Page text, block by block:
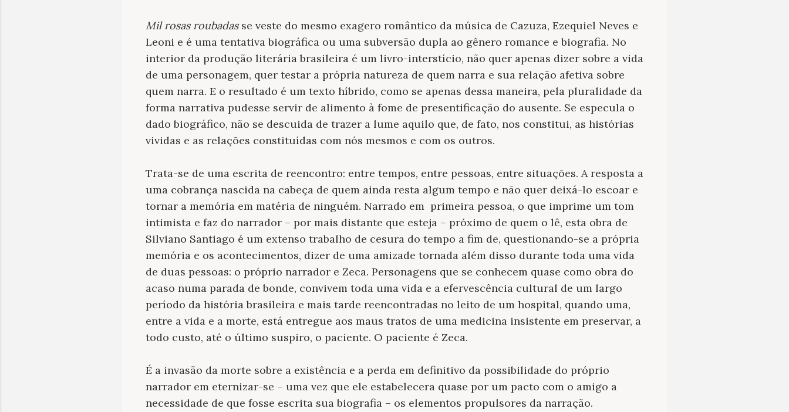
Mil rosas roubadasse veste do mesmo exagero romântico da música de Cazuza, Ezequiel Neves e
Leoni e é uma tentativa biográfica ou uma subversão dupla ao gênero romance e biografia. No
interior da produção literária brasileira é um livro-interstício, não quer apenas dizer sobre a vida
de uma personagem, quer testar a própria natureza de quem narra e sua relação afetiva sobre
quem narra. E o resultado é um texto híbrido, como se apenas dessa maneira, pela pluralidade da
forma narrativa pudesse servir de alimento à fome de presentificação do ausente. Se especula o
dado biográfico, não se descuida de trazer a lume aquilo que, de fato, nos constitui, as histórias
vividas e as relações constituídas com nós mesmos e com os outros.
Trata-se de uma escrita de reencontro: entre tempos, entre pessoas, entre situações. A resposta a
uma cobrança nascida na cabeça de quem ainda resta algum tempo e não quer deixá-lo escoar e
tornar a memória em matéria de ninguém. Narrado em primeira pessoa, o que imprime um tom
intimista e faz do narrador – por mais distante que esteja – próximo de quem o lê, esta obra de
Silviano Santiago é um extenso trabalho de cesura do tempo a fim de, questionando-se a própria
memória e os acontecimentos, dizer de uma amizade tornada além disso durante toda uma vida
de duas pessoas: o próprio narrador e Zeca. Personagens que se conhecem quase como obra do
acaso numa parada de bonde, convivem toda uma vida e a efervescência cultural de um largo
período da história brasileira e mais tarde reencontradas no leito de um hospital, quando uma,
entre a vida e a morte, está entregue aos maus tratos de uma medicina insistente em preservar, a
todo custo, até o último suspiro, o paciente. O paciente é Zeca.
É a invasão da morte sobre a existência e a perda em definitivo da possibilidade do próprio
narrador em eternizar-se – uma vez que ele estabelecera quase por um pacto com o amigo a
necessidade de que fosse escrita sua biografia – os elementos propulsores da narração.